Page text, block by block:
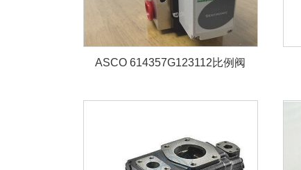
ASCO 614357G123112比例阀